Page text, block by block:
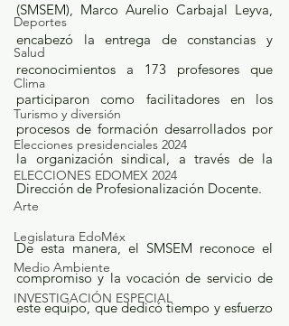
Deportes
Salud
Clima
Turismo y diversión
Elecciones presidenciales 2024
ELECCIONES EDOMEX 2024
Arte
Legislatura EdoMéx
Medio Ambiente
INVESTIGACIÓN ESPECIAL
(SMSEM), Marco Aurelio Carbajal Leyva,
encabezó la entrega de constancias y
reconocimientos a 173 profesores que
participaron como facilitadores en los
procesos de formación desarrollados por
la organización sindical, a través de la
Dirección de Profesionalización Docente.
De esta manera, el SMSEM reconoce el
compromiso y la vocación de servicio de
este equipo, que dedicó tiempo y esfuerzo